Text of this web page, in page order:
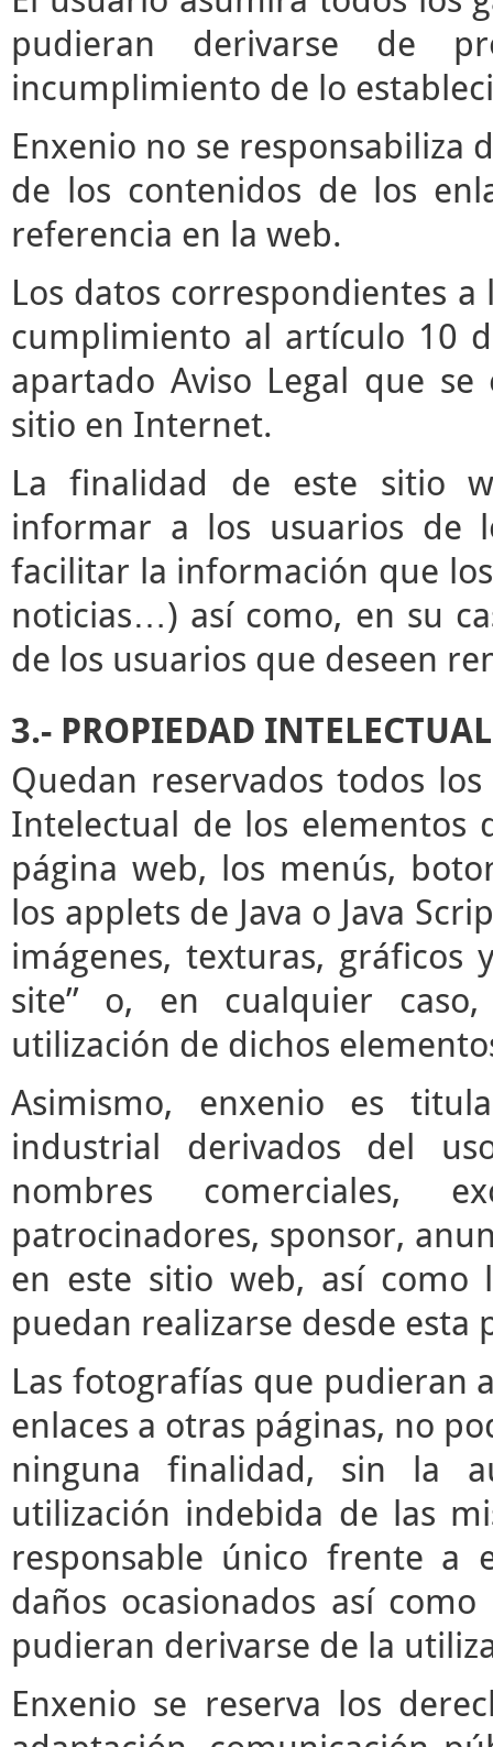
pudieran derivarse de
incumplimiento de lo
Enxenio no se responsabiliza
de los contenidos de los
referencia en la web.
Los datos correspondientes
cumplimiento al artículo 10
apartado Aviso Legal que
sitio en Internet.
La finalidad de este sitio
informar a los usuarios de
facilitar la información que
noticias…) así como, en su
de los usuarios que deseen
3.- PROPIEDAD
Quedan reservados todos
Intelectual de los elementos
página web, los menús,
los applets de Java o Java
imágenes, texturas,
site” o, en cualquier
utilización de dichos
Asimismo, enxenio es
industrial derivados del
nombres comerciales,
patrocinadores, sponsor,
en este sitio web, así como
puedan realizarse desde esta
Las fotografías que pudieran
enlaces a otras páginas, no
ninguna finalidad, sin la
utilización indebida de las
responsable único frente a
daños ocasionados así
pudieran derivarse de la
Enxenio se reserva los